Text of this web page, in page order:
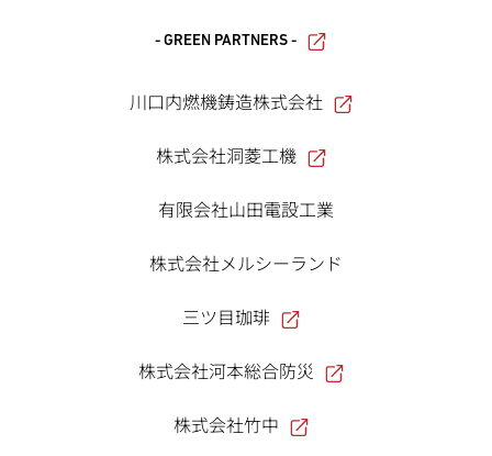
- GREEN PARTNERS -
川口内燃機鋳造株式会社
株式会社洞菱工機
有限会社山田電設工業
株式会社メルシーランド
三ツ目珈琲
株式会社河本総合防災
株式会社竹中